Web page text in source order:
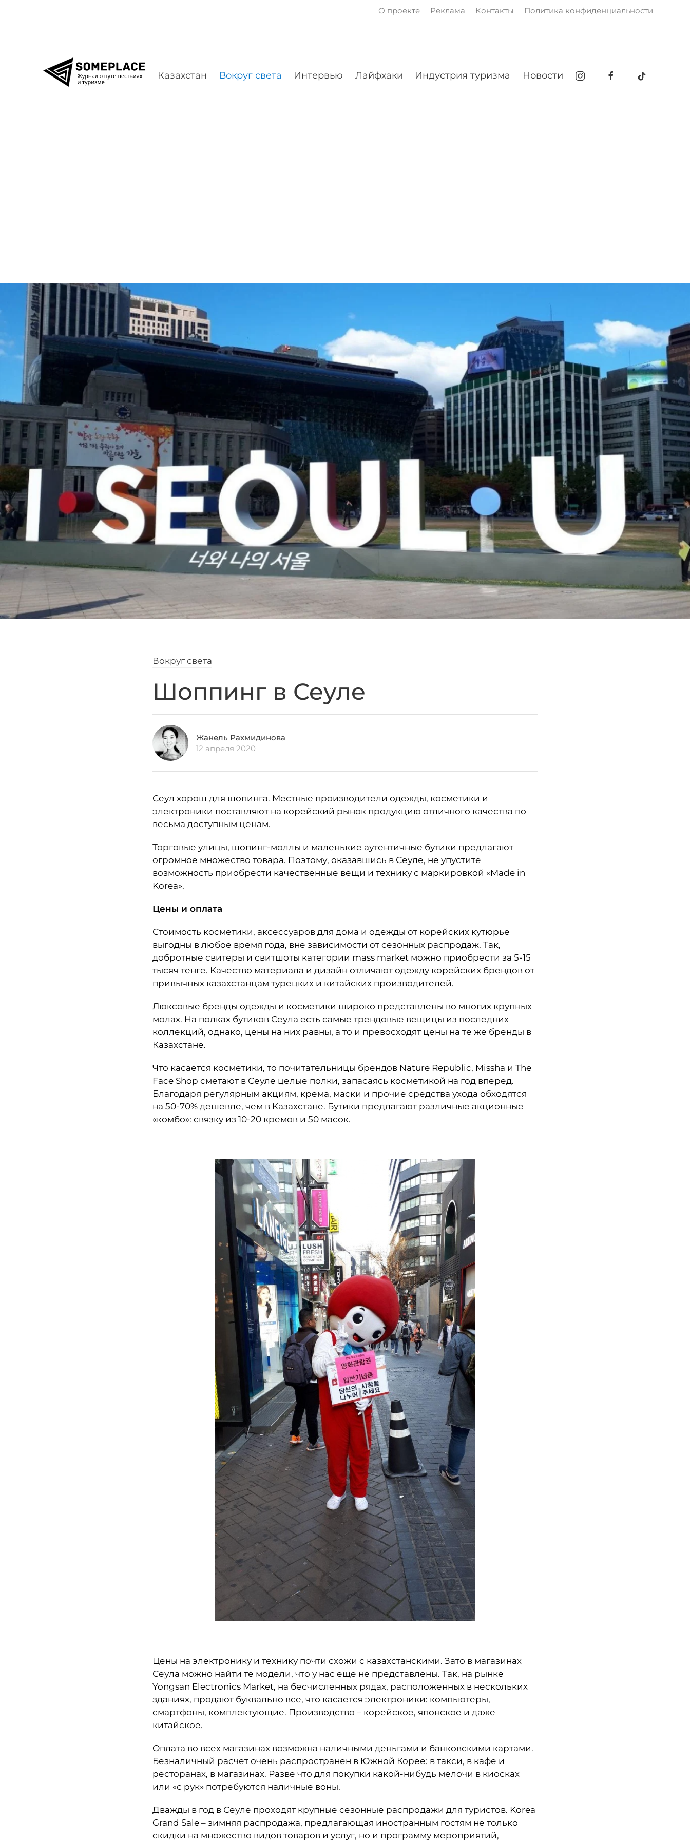
О проекте Реклама Контакты Политика конфиденциальности
Казахстан Вокруг света Интервью Лайфхаки Индустрия туризма Новости
Вокруг света
Шоппинг в Сеуле
Жанель Рахмидинова
12 апреля 2020
Сеул хорош для шопинга. Местные производители одежды, косметики и
электроники поставляют на корейский рынок продукцию отличного качества по
весьма доступным ценам.
Торговые улицы, шопинг-моллы и маленькие аутентичные бутики предлагают
огромное множество товара. Поэтому, оказавшись в Сеуле, не упустите
возможность приобрести качественные вещи и технику с маркировкой «Made in
Korea».
Цены и оплата
Стоимость косметики, аксессуаров для дома и одежды от корейских кутюрье
выгодны в любое время года, вне зависимости от сезонных распродаж. Так,
добротные свитеры и свитшоты категории mass market можно приобрести за 5-15
тысяч тенге. Качество материала и дизайн отличают одежду корейских брендов от
привычных казахстанцам турецких и китайских производителей.
Люксовые бренды одежды и косметики широко представлены во многих крупных
молах. На полках бутиков Сеула есть самые трендовые вещицы из последних
коллекций, однако, цены на них равны, а то и превосходят цены на те же бренды в
Казахстане.
Что касается косметики, то почитательницы брендов Nature Republic, Missha и The
Face Shop сметают в Сеуле целые полки, запасаясь косметикой на год вперед.
Благодаря регулярным акциям, крема, маски и прочие средства ухода обходятся
на 50-70% дешевле, чем в Казахстане. Бутики предлагают различные акционные
«комбо»: связку из 10-20 кремов и 50 масок.
Цены на электронику и технику почти схожи с казахстанскими. Зато в магазинах
Сеула можно найти те модели, что у нас еще не представлены. Так, на рынке
Yongsan Electronics Market, на бесчисленных рядах, расположенных в нескольких
зданиях, продают буквально все, что касается электроники: компьютеры,
смартфоны, комплектующие. Производство – корейское, японское и даже
китайское.
Оплата во всех магазинах возможна наличными деньгами и банковскими картами.
Безналичный расчет очень распространен в Южной Корее: в такси, в кафе и
ресторанах, в магазинах. Разве что для покупки какой-нибудь мелочи в киосках
или «с рук» потребуются наличные воны.
Дважды в год в Сеуле проходят крупные сезонные распродажи для туристов. Korea
Grand Sale – зимняя распродажа, предлагающая иностранным гостям не только
скидки на множество видов товаров и услуг, но и программу мероприятий,